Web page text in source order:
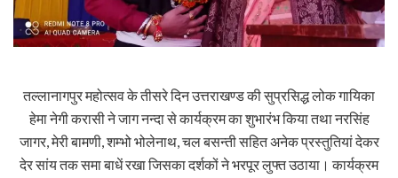
तल्लानागपुर महोत्सव के तीसरे दिन उत्तराखण्ड की सुप्रसिद्ध लोक गायिका
हेमा नेगी करासी ने जाग नन्दा से कार्यक्रम का शुभारंभ किया तथा नरसिंह
जागर, मेरी बामणी, शम्भो भोलेनाथ, चल बसन्ती सहित अनेक प्रस्तुतियां देकर
देर सांय तक समा बाधें रखा जिसका दर्शकों ने भरपूर लुफ्त उठाया। कार्यक्रम